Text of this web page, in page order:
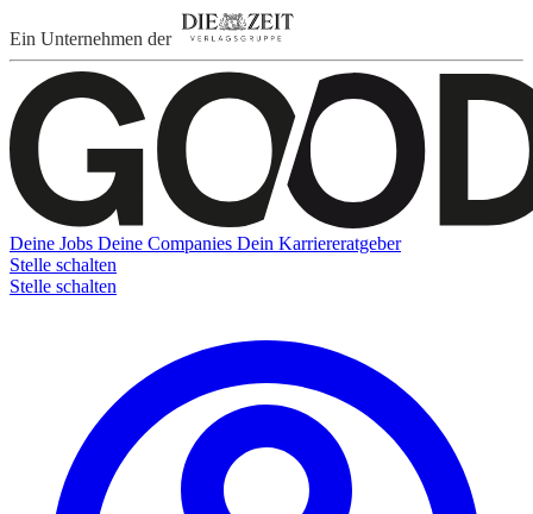
Ein Unternehmen der
Deine Jobs Deine Companies Dein Karriereratgeber
Stelle schalten
Stelle schalten